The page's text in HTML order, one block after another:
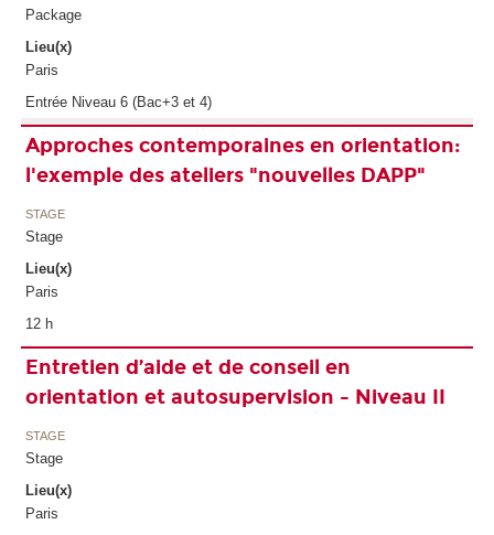
Package
Lieu(x)
Paris
Entrée Niveau 6 (Bac+3 et 4)
Approches contemporaines en orientation:
l'exemple des ateliers "nouvelles DAPP"
STAGE
Stage
Lieu(x)
Paris
12 h
Entretien d’aide et de conseil en
orientation et autosupervision - Niveau II
STAGE
Stage
Lieu(x)
Paris